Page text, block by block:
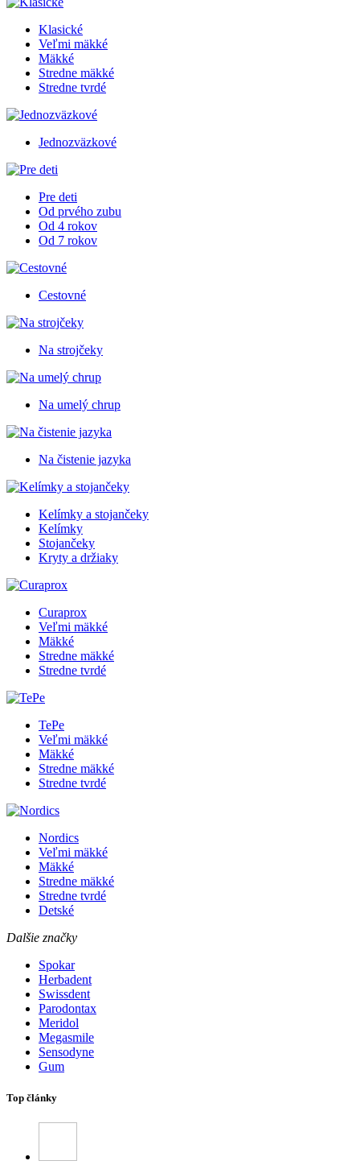
Klasické
Veľmi mäkké
Mäkké
Stredne mäkké
Stredne tvrdé
Jednozväzkové
Pre deti
Od prvého zubu
Od 4 rokov
Od 7 rokov
Cestovné
Na strojčeky
Na umelý chrup
Na čistenie jazyka
Kelímky a stojančeky
Kelímky
Stojančeky
Kryty a držiaky
Curaprox
Veľmi mäkké
Mäkké
Stredne mäkké
Stredne tvrdé
TePe
Veľmi mäkké
Mäkké
Stredne mäkké
Stredne tvrdé
Nordics
Veľmi mäkké
Mäkké
Stredne mäkké
Stredne tvrdé
Detské
Dalšie značky
Spokar
Herbadent
Swissdent
Parodontax
Meridol
Megasmile
Sensodyne
Gum
Top články